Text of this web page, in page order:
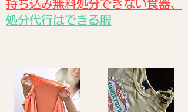
持ち込み無料処分できない食器、
処分代行はできる服